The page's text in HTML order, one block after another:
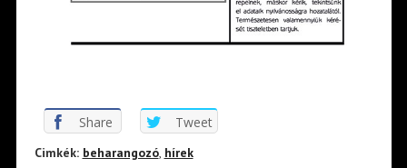
Share Tweet
Cimkék: beharangozó, hírek